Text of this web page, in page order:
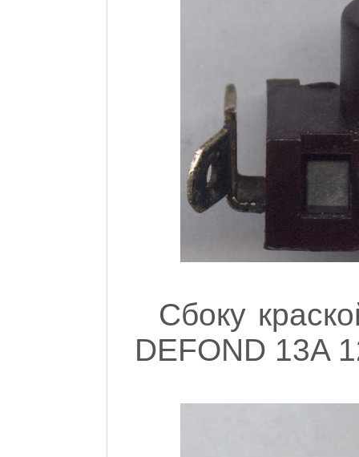
Сбоку
DEFOND 13A